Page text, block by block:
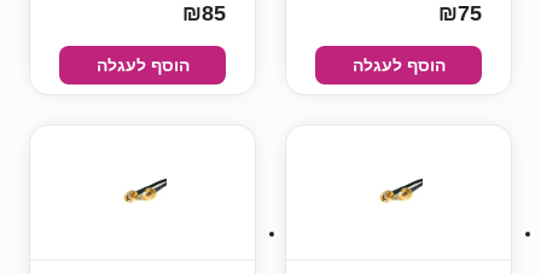
₪75
הוסף לעגלה
₪85
הוסף לעגלה